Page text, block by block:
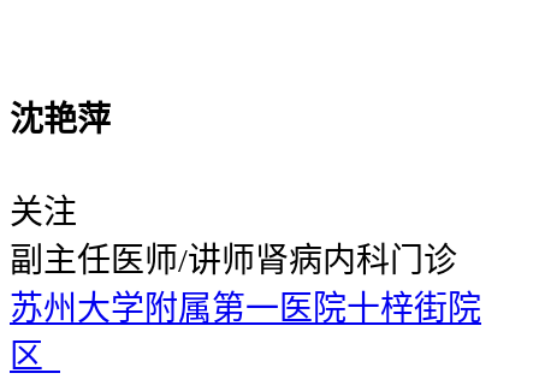
沈艳萍
关注
副主任医师/讲师肾病内科门诊
苏州大学附属第一医院十梓街院
区